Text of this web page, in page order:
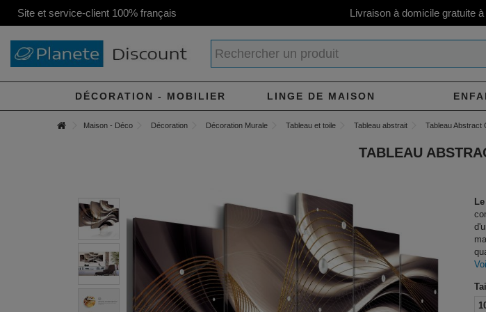
Site et service-client 100% français Livraison à domicile gratuite
DÉCORATION - MOBILIER LINGE DE MAISON
Maison - Déco Décoration Décoration Murale Tableau et toile Tableau abstrait Tableau Abstract
TABLEAU